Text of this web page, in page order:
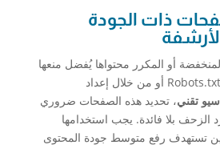
ذات الجودة
أو المكرر محتواها يُفضل منعها
من الأرشفة إما داخل Robots.txt أو من خلال إعداد
تقني، تحديد هذه الصفحات ضروري
الزحف بلا فائدة. يجب استخدامها
تستهدف رفع متوسط جودة المحتوى